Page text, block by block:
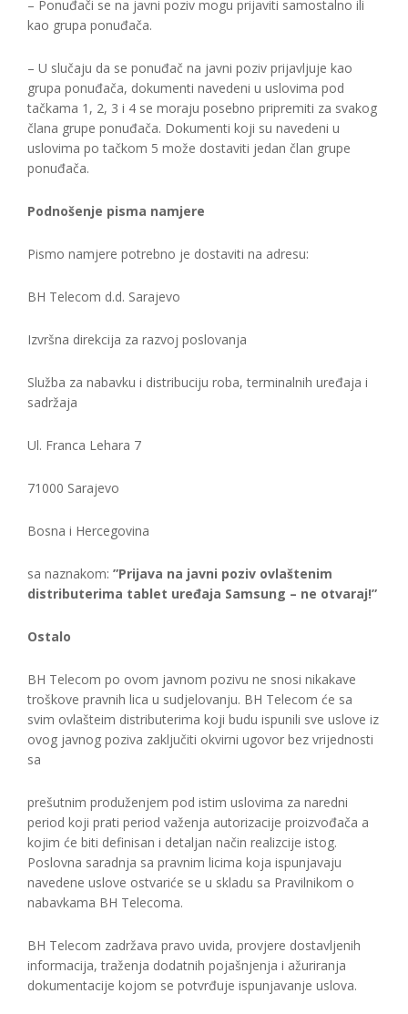
– Ponuđači se na javni poziv mogu prijaviti samostalno ili
kao grupa ponuđača.
– U slučaju da se ponuđač na javni poziv prijavljuje kao
grupa ponuđača, dokumenti navedeni u uslovima pod
tačkama 1, 2, 3 i 4 se moraju posebno pripremiti za svakog
člana grupe ponuđača. Dokumenti koji su navedeni u
uslovima po tačkom 5 može dostaviti jedan član grupe
ponuđača.
Podnošenje pisma namjere
Pismo namjere potrebno je dostaviti na adresu:
BH Telecom d.d. Sarajevo
Izvršna direkcija za razvoj poslovanja
Služba za nabavku i distribuciju roba, terminalnih uređaja i
sadržaja
Ul. Franca Lehara 7
71000 Sarajevo
Bosna i Hercegovina
sa naznakom: ”Prijava na javni poziv ovlaštenim
distributerima tablet uređaja Samsung – ne otvaraj!”
Ostalo
BH Telecom po ovom javnom pozivu ne snosi nikakave
troškove pravnih lica u sudjelovanju. BH Telecom će sa
svim ovlašteim distributerima koji budu ispunili sve uslove iz
ovog javnog poziva zaključiti okvirni ugovor bez vrijednosti
sa
prešutnim produženjem pod istim uslovima za naredni
period koji prati period važenja autorizacije proizvođača a
kojim će biti definisan i detaljan način realizcije istog.
Poslovna saradnja sa pravnim licima koja ispunjavaju
navedene uslove ostvariće se u skladu sa Pravilnikom o
nabavkama BH Telecoma.
BH Telecom zadržava pravo uvida, provjere dostavljenih
informacija, traženja dodatnih pojašnjenja i ažuriranja
dokumentacije kojom se potvrđuje ispunjavanje uslova.